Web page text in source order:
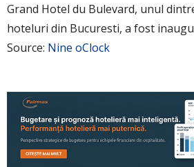
Grand Hotel du Bulevard, unul
hoteluri din Bucuresti, a fost
Source: Nine oClock